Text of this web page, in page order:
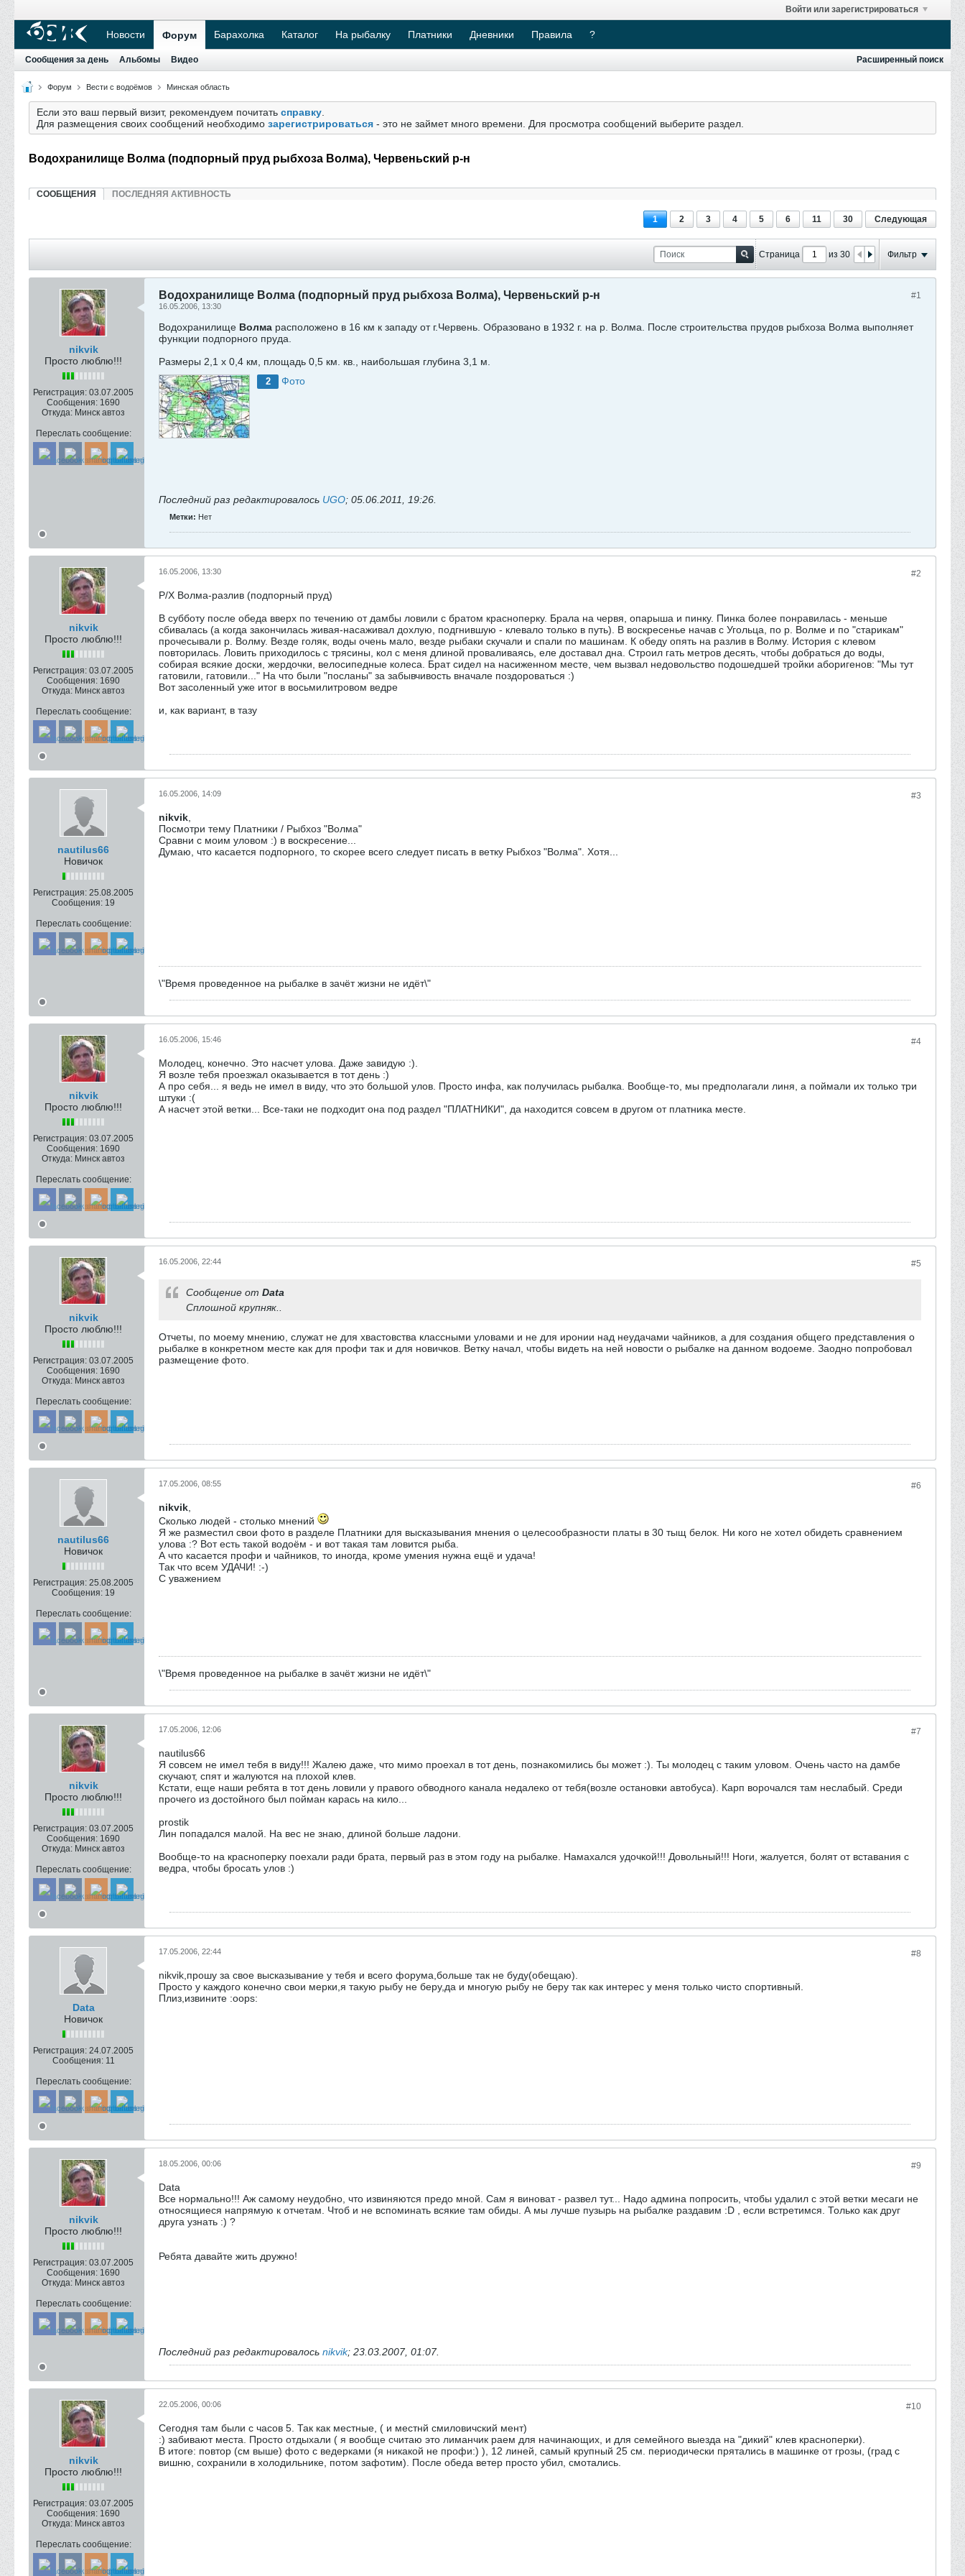
Войти или зарегистрироваться
Новости Форум Барахолка Каталог На рыбалку Платники Дневники Правила ?
Сообщения за день Альбомы Видео Расширенный поиск
Форум Вести с водоёмов Минская область
Если это ваш первый визит, рекомендуем почитать справку
Для размещения своих сообщений необходимо зарегистрироваться - это не займет много времени. Для просмотра сообщений выберите раздел.
Водохранилище Волма (подпорный пруд рыбхоза Волма), Червеньский р-н
СООБЩЕНИЯ ПОСЛЕДНЯЯ АКТИВНОСТЬ
1 2 3 4 5 6 11 30 Следующая
Страница из 30 Фильтр
nikvik
Просто люблю!!!
Регистрация: 03.07.2005
Сообщения: 1690
Откуда: Минск автоз
Переслать сообщение:
#1
Водохранилище Волма (подпорный пруд рыбхоза Волма), Червеньский р-н
16.05.2006, 13:30
Водохранилище Волма расположено в 16 км к западу от г.Червень. Образовано в 1932 г. на р. Волма. После строительства прудов рыбхоза Волма выполняет
функции подпорного пруда.
Размеры 2,1 х 0,4 км, площадь 0,5 км. кв., наибольшая глубина 3,1 м.
2 Фото
Последний раз редактировалось UGO; 05.06.2011, 19:26
Метки: Нет
nikvik
Просто люблю!!!
Регистрация: 03.07.2005
Сообщения: 1690
Откуда: Минск автоз
Переслать сообщение:
#2
16.05.2006, 13:30
Р/Х Волма-разлив (подпорный пруд)
В субботу после обеда вверх по течению от дамбы ловили с братом красноперку. Брала на червя, опарыша и пинку. Пинка более понравилась - меньше
сбивалась (а когда закончилась живая-насаживал дохлую, подгнившую - клевало только в путь). В воскресенье начав с Угольца, по р. Волме и по "старикам"
прочесывали р. Волму. Везде голяк, воды очень мало, везде рыбаки скучали и спали по машинам. К обеду опять на разлив в Волму. История с клевом
повторилась. Ловить приходилось с трясины, кол с меня длиной проваливаясь, еле доставал дна. Строил гать метров десять, чтобы добраться до воды,
собирая всякие доски, жердочки, велосипедные колеса. Брат сидел на насиженном месте, чем вызвал недовольство подошедшей тройки аборигенов: "Мы тут
гатовили, гатовили..." На что были "посланы" за забывчивость вначале поздороваться :)
Вот засоленный уже итог в восьмилитровом ведре
и, как вариант, в тазу
nautilus66
Новичок
Регистрация: 25.08.2005
Сообщения: 19
Переслать сообщение:
#3
16.05.2006, 14:09
nikvik
Посмотри тему Платники / Рыбхоз "Волма"
Сравни с моим уловом :) в воскресение...
Думаю, что касается подпорного, то скорее всего следует писать в ветку Рыбхоз "Волма". Хотя...
\"Время проведенное на рыбалке в зачёт жизни не идёт\"
nikvik
Просто люблю!!!
Регистрация: 03.07.2005
Сообщения: 1690
Откуда: Минск автоз
Переслать сообщение:
#4
16.05.2006, 15:46
Молодец, конечно. Это насчет улова. Даже завидую :).
Я возле тебя проезжал оказывается в тот день :)
А про себя... я ведь не имел в виду, что это большой улов. Просто инфа, как получилась рыбалка. Вообще-то, мы предполагали линя, а поймали их только три
штуки :(
А насчет этой ветки... Все-таки не подходит она под раздел "ПЛАТНИКИ", да находится совсем в другом от платника месте.
nikvik
Просто люблю!!!
Регистрация: 03.07.2005
Сообщения: 1690
Откуда: Минск автоз
Переслать сообщение:
#5
16.05.2006, 22:44
Сообщение от Data
Сплошной крупняк..
Отчеты, по моему мнению, служат не для хвастовства классными уловами и не для иронии над неудачами чайников, а для создания общего представления о
рыбалке в конкретном месте как для профи так и для новичков. Ветку начал, чтобы видеть на ней новости о рыбалке на данном водоеме. Заодно попробовал
размещение фото.
nautilus66
Новичок
Регистрация: 25.08.2005
Сообщения: 19
Переслать сообщение:
#6
17.05.2006, 08:55
nikvik
Сколько людей - столько мнений
Я же разместил свои фото в разделе Платники для высказывания мнения о целесообразности платы в 30 тыщ белок. Ни кого не хотел обидеть сравнением
улова :? Вот есть такой водоём - и вот такая там ловится рыба.
А что касается профи и чайников, то иногда, кроме умения нужна ещё и удача!
Так что всем УДАЧИ! :-)
С уважением
\"Время проведенное на рыбалке в зачёт жизни не идёт\"
nikvik
Просто люблю!!!
Регистрация: 03.07.2005
Сообщения: 1690
Откуда: Минск автоз
Переслать сообщение:
#7
17.05.2006, 12:06
nautilus66
Я совсем не имел тебя в виду!!! Жалею даже, что мимо проехал в тот день, познакомились бы может :). Ты молодец с таким уловом. Очень часто на дамбе
скучают, спят и жалуются на плохой клев.
Кстати, еще наши ребята в тот день ловили у правого обводного канала недалеко от тебя(возле остановки автобуса). Карп ворочался там неслабый. Среди
прочего из достойного был пойман карась на кило...
prostik
Лин попадался малой. На вес не знаю, длиной больше ладони.
Вообще-то на красноперку поехали ради брата, первый раз в этом году на рыбалке. Намахался удочкой!!! Довольный!!! Ноги, жалуется, болят от вставания с
ведра, чтобы бросать улов :)
Data
Новичок
Регистрация: 24.07.2005
Сообщения: 11
Переслать сообщение:
#8
17.05.2006, 22:44
nikvik,прошу за свое высказывание у тебя и всего форума,больше так не буду(обещаю).
Просто у каждого конечно свои мерки,я такую рыбу не беру,да и многую рыбу не беру так как интерес у меня только чисто спортивный.
Плиз,извините :oops:
nikvik
Просто люблю!!!
Регистрация: 03.07.2005
Сообщения: 1690
Откуда: Минск автоз
Переслать сообщение:
#9
18.05.2006, 00:06
Data
Все нормально!!! Аж самому неудобно, что извиняются предо мной. Сам я виноват - развел тут... Надо админа попросить, чтобы удалил с этой ветки месаги не
относящиеся напрямую к отчетам. Чтоб и не вспоминать всякие там обиды. А мы лучше пузырь на рыбалке раздавим :D , если встретимся. Только как друг
друга узнать :) ?
Ребята давайте жить дружно!
Последний раз редактировалось nikvik; 23.03.2007, 01:07.
nikvik
Просто люблю!!!
Регистрация: 03.07.2005
Сообщения: 1690
Откуда: Минск автоз
Переслать сообщение:
#10
22.05.2006, 00:06
Сегодня там были с часов 5. Так как местные, ( и местнй смиловичский мент)
:) забивают места. Просто отдыхали ( я вообще считаю это лиманчик раем для начинающих, и для семейного выезда на "дикий" клев красноперки).
В итоге: повтор (см выше) фото с ведерками (я никакой не профи:) ), 12 линей, самый крупный 25 см. периодически прятались в машинке от грозы, (град с
вишню, сохранили в холодильнике, потом зафотим). После обеда ветер просто убил, смотались.